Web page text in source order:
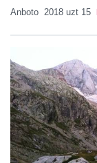
Anboto 2018 uzt 15